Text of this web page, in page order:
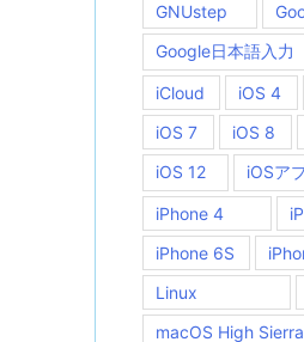
GNUstep
Google日本語入力
iCloud iOS 4
iOS 7
iOS 8
iOS 12
iOSア
iPhone 4
iPhone 6S
Linux
macOS High